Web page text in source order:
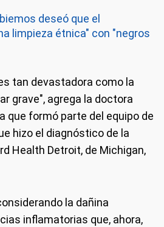
deseó que el
limpieza étnica" con "negros
tan devastadora como la
grave", agrega la doctora
que formó parte del equipo de
hizo el diagnóstico de la
Health Detroit, de Michigan,
la dañina
inflamatorias que, ahora,